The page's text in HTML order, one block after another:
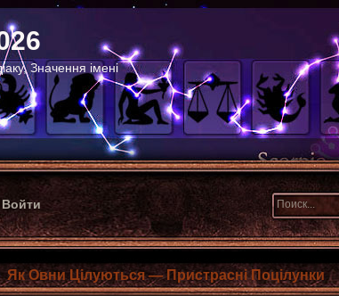
Значення імені
Войти
Як Овни Цілуються — Пристрасні Поцілунки